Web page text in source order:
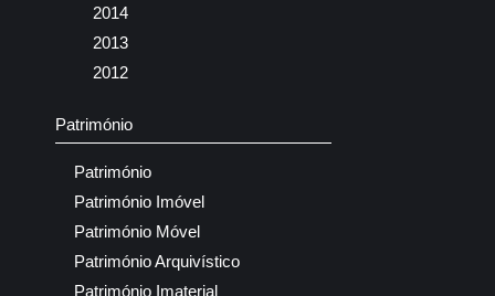
2014
2013
2012
Património
Património
Património Imóvel
Património Móvel
Património Arquivístico
Património Imaterial